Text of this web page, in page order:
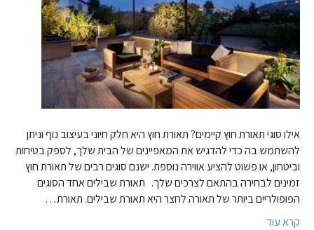
אילו סוגי תאורת חוץ קיימים? תאורת חוץ היא חלק חיוני בעיצוב נוף וניתן
להשתמש בה כדי להדגיש את המאפיינים של הבית שלך, לספק בטיחות
וביטחון, או פשוט להציע אווירה נוספת. ישנם סוגים רבים של תאורת חוץ
זמינים לבחירה בהתאם לצרכים שלך. תאורת שבילים אחד הסוגים
הפופולריים ביותר של תאורה לחצר היא תאורת שבילים. תאורת…
קרא עוד